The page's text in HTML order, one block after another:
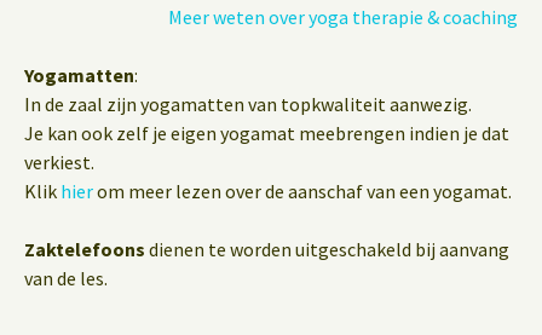
Meer weten over yoga therapie & coaching
Yogamatten:
In de zaal zijn yogamatten van topkwaliteit aanwezig.
Je kan ook zelf je eigen yogamat meebrengen indien je dat
verkiest.
Klik hierom meer lezen over de aanschaf van een yogamat.
Zaktelefoons dienen te worden uitgeschakeld bij aanvang
van de les.